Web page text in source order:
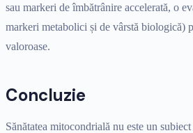
sau markeri de îmbătrânire accelerată, o
markeri metabolici și de vârstă biologică)
valoroase.
Concluzie
Sănătatea mitocondrială nu este un